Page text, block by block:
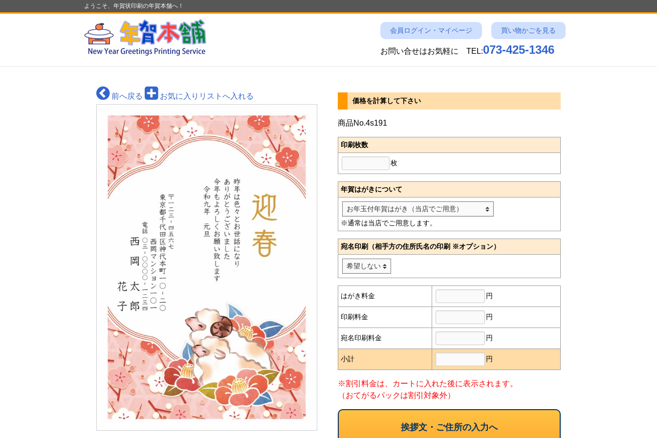
ようこそ、年賀状印刷の年賀本舗へ！
会員ログイン・マイページ 買い物かごを見る
お問い合せはお気軽に TEL:073-425-1346
前へ戻る お気に入りリストへ入れる
価格を計算して下さい
商品No.4s191
印刷枚数
枚
年賀はがきについて
※通常は当店でご用意します。
宛名印刷（相手方の住所氏名の印刷 ※オプション）
はがき料金 円
印刷料金 円
宛名印刷料金 円
小計 円
※割引料金は、カートに入れた後に表示されます。
（おてがるパックは割引対象外）